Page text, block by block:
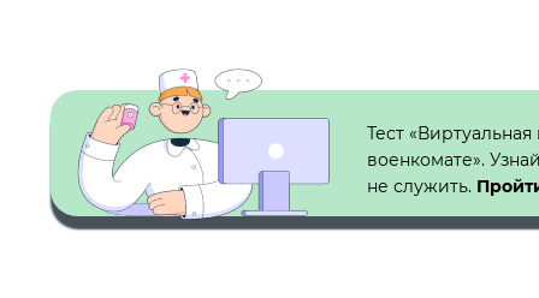
Кнопка №1
Тест
военкомате».
не служить.